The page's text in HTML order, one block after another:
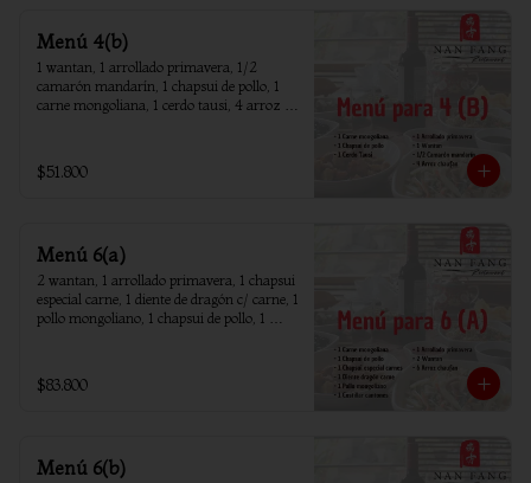
Menú 4(b)
1 wantan, 1 arrollado primavera, 1/2
camarón mandarín, 1 chapsui de pollo, 1
carne mongoliana, 1 cerdo tausi, 4 arroz
$51.800
Menú 6(a)
2 wantan, 1 arrollado primavera, 1 chapsui
especial carne, 1 diente de dragón c/ carne, 1
pollo mongoliano, 1 chapsui de pollo, 1
$83.800
Menú 6(b)